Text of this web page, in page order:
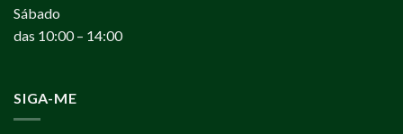
Sábado
das 10:00 – 14:00
SIGA-ME